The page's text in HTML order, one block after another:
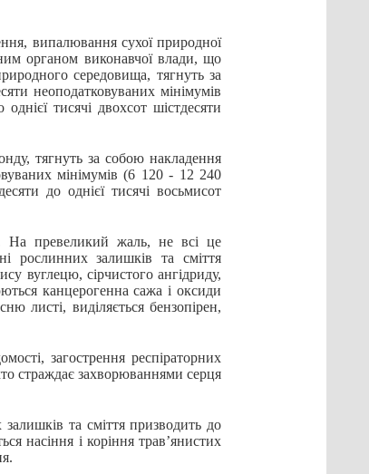
випалювання сухої природної
органом виконавчої влади, що
середовища, тягнуть за
неоподатковуваних мінімумів
тисячі двохсот шістдесяти
тягнуть за собою накладення
мінімумів (6 120 - 12 240
до однієї тисячі восьмисот
На превеликий жаль, не всі це
рослинних залишків та сміття
вуглецю, сірчистого ангідриду,
канцерогенна сажа і оксиди
листі, виділяється бензопірен,
загострення респіраторних
страждає захворюваннями серця
та сміття призводить до
насіння і коріння трав’янистих